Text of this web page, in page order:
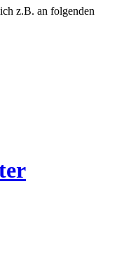
z.B. an folgenden